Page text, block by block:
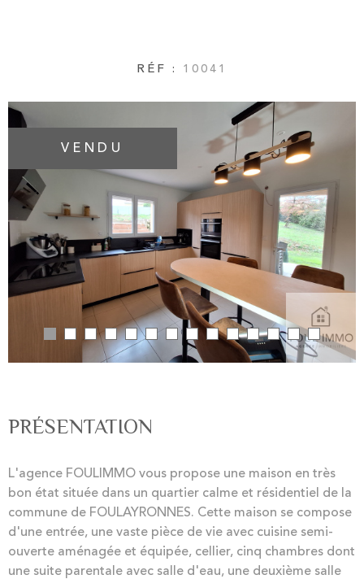
RÉF : 10041
VENDU
PRÉSENTATION
L'agence FOULIMMO vous propose une maison en très
bon état située dans un quartier calme et résidentiel de la
commune de FOULAYRONNES. Cette maison se compose
d'une entrée, une vaste pièce de vie avec cuisine semi-
ouverte aménagée et équipée, cellier, cinq chambres dont
une suite parentale avec salle d'eau, une deuxième salle